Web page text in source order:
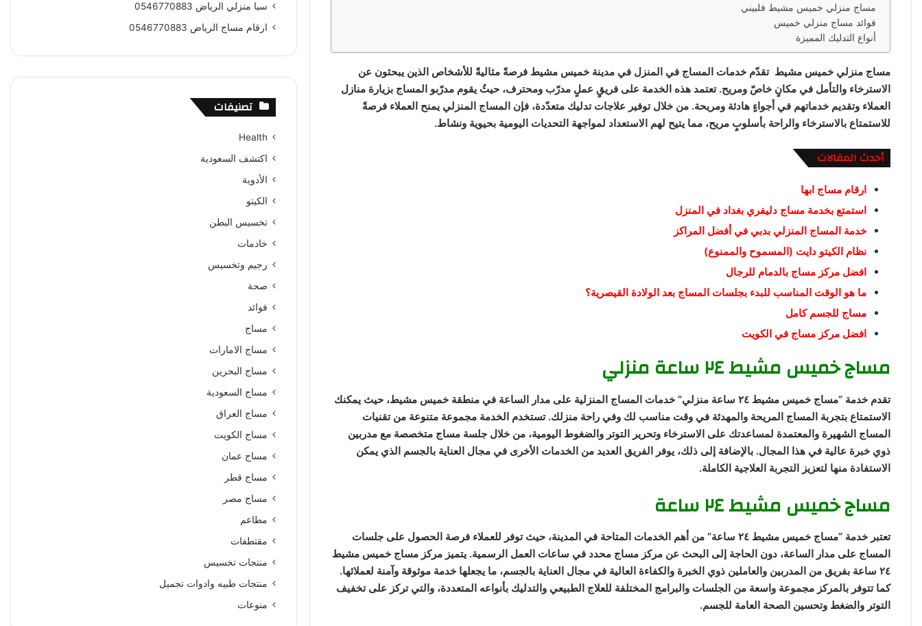
مساج منزلي خميس مشيط فلبيني
فوائد مساج منزلي خميس
أنواع التدليك المميزة
مساج منزلي خميس مشيط تقدّم خدمات المساج في المنزل في مدينة خميس مشيط فرصةً مثاليةً للأشخاص الذين يبحثون عن
الاسترخاء والتأمل في مكانٍ خاصّ ومريح. تعتمد هذه الخدمة على فريقٍ عملٍ مدرّب ومحترف، حيثُ يقوم مدرّبو المساج بزيارة منازل
العملاء وتقديم خدماتهم في أجواءٍ هادئة ومريحة. من خلال توفير علاجات تدليك متعدّدة، فإن المساج المنزلي يمنح العملاء فرصةً
للاستمتاع بالاسترخاء والراحة بأسلوبٍ مريح، مما يتيح لهم الاستعداد لمواجهة التحديات اليومية بحيوية ونشاط.
أحدث المقالات
ارقام مساج ابها
استمتع بخدمة مساج دليفري بغداد في المنزل
خدمة المساج المنزلي بدبي في أفضل المراكز
نظام الكيتو دايت (المسموح والممنوع)
افضل مركز مساج بالدمام للرجال
ما هو الوقت المناسب للبدء بجلسات المساج بعد الولادة القيصرية؟
مساج للجسم كامل
افضل مركز مساج في الكويت
مساج خميس مشيط ٢٤ ساعة منزلي
تقدم خدمة “مساج خميس مشيط ٢٤ ساعة منزلي” خدمات المساج المنزلية على مدار الساعة في منطقة خميس مشيط، حيث يمكنك
الاستمتاع بتجربة المساج المريحة والمهدئة في وقت مناسب لك وفي راحة منزلك. تستخدم الخدمة مجموعة متنوعة من تقنيات
المساج الشهيرة والمعتمدة لمساعدتك على الاسترخاء وتحرير التوتر والضغوط اليومية، من خلال جلسة مساج متخصصة مع مدربين
ذوي خبرة عالية في هذا المجال. بالإضافة إلى ذلك، يوفر الفريق العديد من الخدمات الأخرى في مجال العناية بالجسم الذي يمكن
الاستفادة منها لتعزيز التجربة العلاجية الكاملة.
مساج خميس مشيط ٢٤ ساعة
تعتبر خدمة “مساج خميس مشيط ٢٤ ساعة” من أهم الخدمات المتاحة في المدينة، حيث توفر للعملاء فرصة الحصول على جلسات
المساج على مدار الساعة، دون الحاجة إلى البحث عن مركز مساج محدد في ساعات العمل الرسمية. يتميز مركز مساج خميس مشيط
٢٤ ساعة بفريق من المدربين والعاملين ذوي الخبرة والكفاءة العالية في مجال العناية بالجسم، ما يجعلها خدمة موثوقة وآمنة لعملائها.
كما تتوفر بالمركز مجموعة واسعة من الجلسات والبرامج المختلفة للعلاج الطبيعي والتدليك بأنواعه المتعددة، والتي تركز على تخفيف
التوتر والضغط وتحسين الصحة العامة للجسم.
سبا منزلي الرياض 0546770883
ارقام مساج الرياض 0546770883
تصنيفات
Health
اكتشف السعودية
الأدوية
الكيتو
تخسيس البطن
خادمات
رجيم وتخسيس
صحة
فوائد
مساج
مساج الامارات
مساج البحرين
مساج السعودية
مساج العراق
مساج الكويت
مساج عمان
مساج قطر
مساج مصر
مطاعم
مقتطفات
منتجات تخسيس
منتجات طبيه وادوات تجميل
منوعات